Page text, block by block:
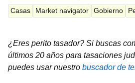
Casas Market navigator Gobierno
¿Eres perito tasador? Si buscas
últimos 20 años para tasaciones
puedes usar nuestro buscador de